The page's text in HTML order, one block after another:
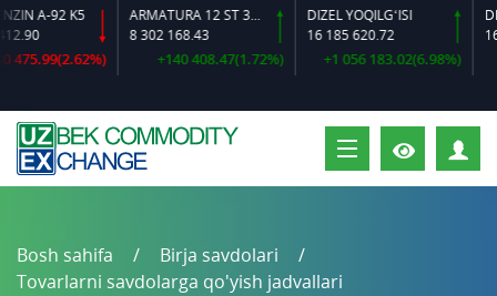
A-92 K5
ARMATURA 12 ST 35 GS O‘LCHAMLI
8 302 168.43
+140 408.47(1.72%)
DIZEL YOQILG‘ISI
16 185 620.72
+1 056 183.02(6.98%)
16
Bosh sahifa
Birja savdolari
Tovarlarni savdolarga qo'yish jadvallari